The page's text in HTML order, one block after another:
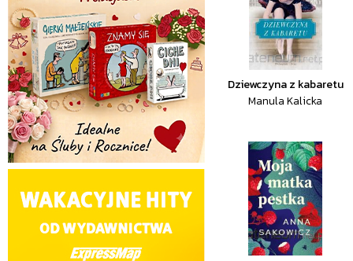
Dziewczyna z kabaretu
Manula Kalicka